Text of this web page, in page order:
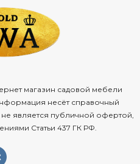
магазин садовой мебели
несёт справочный
является публичной офертой,
Статьи 437 ГК РФ.